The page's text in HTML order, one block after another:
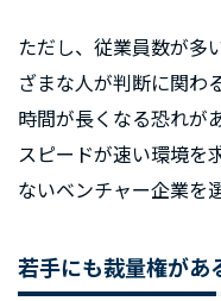
ただし、従業員数が多
ざまな人が判断に関わ
時間が長くなる恐れが
スピードが速い環境を
ないベンチャー企業を
若手にも裁量権があ